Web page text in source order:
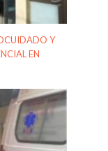
Y
EN